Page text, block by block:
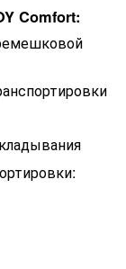
Comfort: